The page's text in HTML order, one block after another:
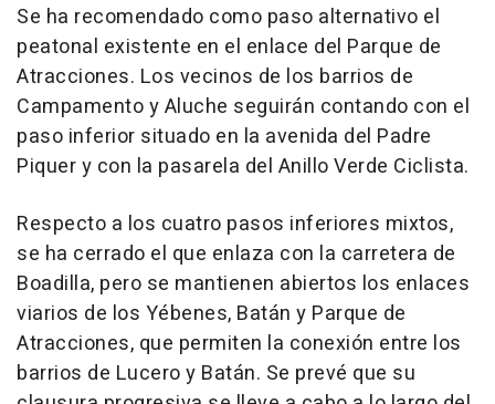
Se ha recomendado como paso alternativo el
peatonal existente en el enlace del Parque de
Atracciones. Los vecinos de los barrios de
Campamento y Aluche seguirán contando con el
paso inferior situado en la avenida del Padre
Piquer y con la pasarela del Anillo Verde Ciclista.
Respecto a los cuatro pasos inferiores mixtos,
se ha cerrado el que enlaza con la carretera de
Boadilla, pero se mantienen abiertos los enlaces
viarios de los Yébenes, Batán y Parque de
Atracciones, que permiten la conexión entre los
barrios de Lucero y Batán. Se prevé que su